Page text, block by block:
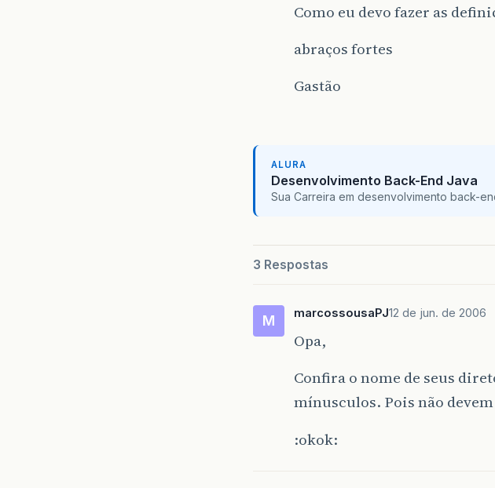
Como eu devo fazer as
abraços fortes
Gastão
ALURA
Desenvolvimento Back-End Java
Sua Carreira em desenvolvimento back-
3 Respostas
M marcossousaPJ12 de jun. de 2006
Opa,
Confira o nome de seus
mínusculos. Pois não
:okok: